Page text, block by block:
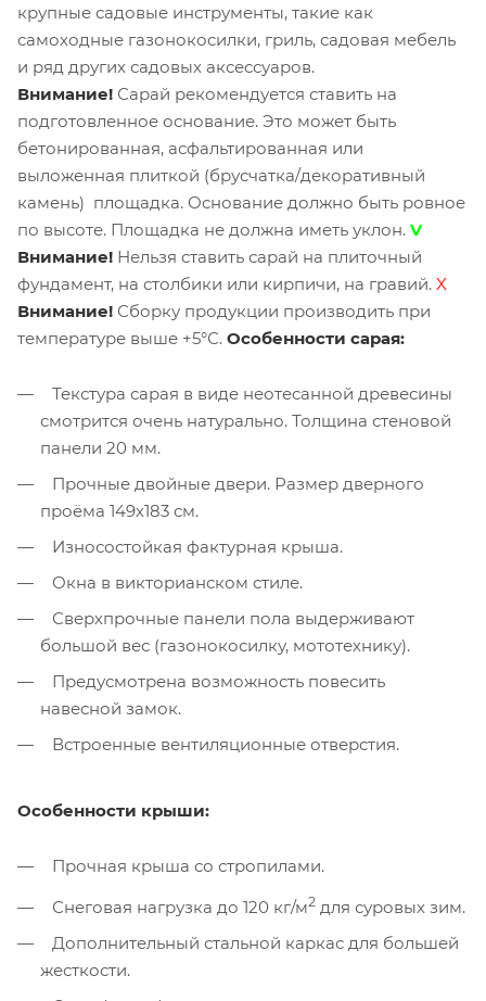
крупные садовые инструменты, такие как
самоходные газонокосилки, гриль, садовая мебель
и ряд других садовых аксессуаров.
Внимание! Сарай рекомендуется ставить на
подготовленное основание. Это может быть
бетонированная, асфальтированная или
выложенная плиткой (брусчатка/декоративный
камень) площадка. Основание должно быть ровное
по высоте. Площадка не должна иметь уклон. V
Внимание! Нельзя ставить сарай на плиточный
фундамент, на столбики или кирпичи, на гравий. X
Внимание! Сборку продукции производить при
температуре выше +5°С. Особенности сарая:
Текстура сарая в виде неотесанной древесины
смотрится очень натурально. Толщина стеновой
панели 20 мм.
Прочные двойные двери. Размер дверного
проёма 149х183 см.
Износостойкая фактурная крыша.
Окна в викторианском стиле.
Сверхпрочные панели пола выдерживают
большой вес (газонокосилку, мототехнику).
Предусмотрена возможность повесить
навесной замок.
Встроенные вентиляционные отверстия.
Особенности крыши:
Прочная крыша со стропилами.
Снеговая нагрузка до 120 кг/м2 для суровых зим.
Дополнительный стальной каркас для большей
жесткости.